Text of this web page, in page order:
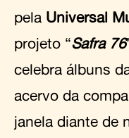
pela Universal
projeto “Safra 76
celebra álbuns
acervo da
janela diante de